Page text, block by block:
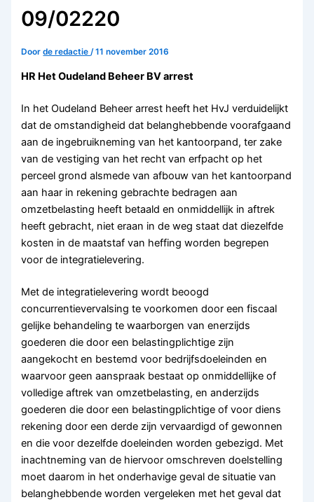
09/02220
Doorde redactie /11 november 2016
HR Het Oudeland Beheer BV arrest
In het Oudeland Beheer arrest heeft het HvJ verduidelijkt
dat de omstandigheid dat belanghebbende voorafgaand
aan de ingebruikneming van het kantoorpand, ter zake
van de vestiging van het recht van erfpacht op het
perceel grond alsmede van afbouw van het kantoorpand
aan haar in rekening gebrachte bedragen aan
omzetbelasting heeft betaald en onmiddellijk in aftrek
heeft gebracht, niet eraan in de weg staat dat diezelfde
kosten in de maatstaf van heffing worden begrepen
voor de integratielevering.
Met de integratielevering wordt beoogd
concurrentievervalsing te voorkomen door een fiscaal
gelijke behandeling te waarborgen van enerzijds
goederen die door een belastingplichtige zijn
aangekocht en bestemd voor bedrijfsdoeleinden en
waarvoor geen aanspraak bestaat op onmiddellijke of
volledige aftrek van omzetbelasting, en anderzijds
goederen die door een belastingplichtige of voor diens
rekening door een derde zijn vervaardigd of gewonnen
en die voor dezelfde doeleinden worden gebezigd. Met
inachtneming van de hiervoor omschreven doelstelling
moet daarom in het onderhavige geval de situatie van
belanghebbende worden vergeleken met het geval dat